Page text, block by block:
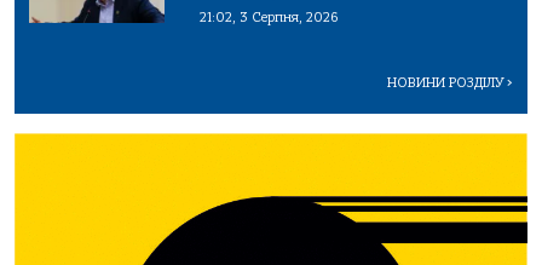
21:02, 3 Серпня, 2026
НОВИНИ РОЗДІЛУ>